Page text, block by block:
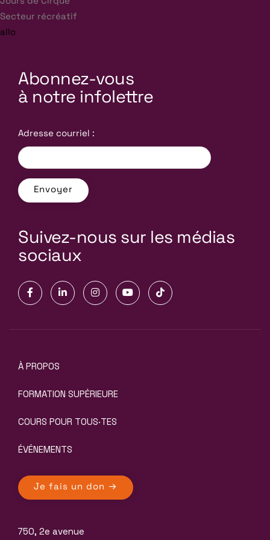
Secteur récréatif
allo
Suivez-nous sur les médias
sociaux
Abonnez-vous
à notre infolettre
Adresse courriel :
À PROPOS
FORMATION SUPÉRIEURE
COURS POUR TOUS·TES
ÉVÉNEMENTS
Je fais un don
750, 2e avenue